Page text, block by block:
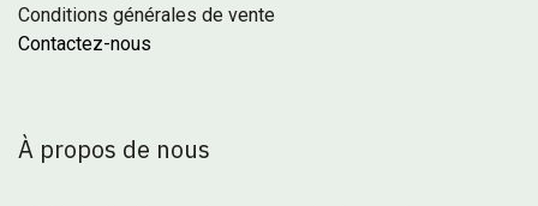
Conditions générales de vente
Contactez-nous
À propos de nous